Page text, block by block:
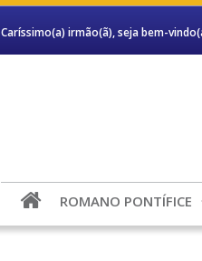
Caríssimo(a) irmão(ã), seja bem-
ROMANO PONTÍFICE